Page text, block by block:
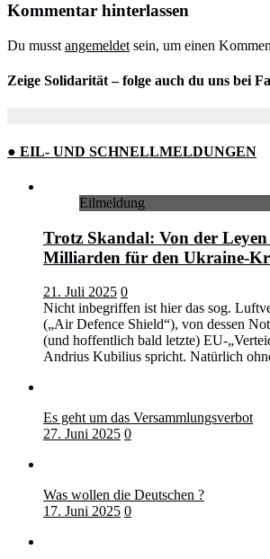
Kommentar hinterlassen
Du musst angemeldet sein, um einen
Zeige Solidarität – folge auch du uns bei
● EIL- UND SCHNELLMELDUNGEN
Eilmeldung
Trotz Skandal: Von der
Milliarden für den Ukraine-
21. Juli 2025 0
Nicht inbegriffen ist hier das sog.
(„Air Defence Shield“), von dessen
(und hoffentlich bald letzte) EU-
Andrius Kubilius spricht. Natürlich
Es geht um das Versammlungsverbot
27. Juni 2025 0
Was wollen die Deutschen ?
17. Juni 2025 0